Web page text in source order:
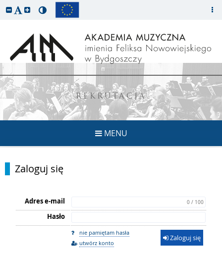
REKRUTACJA
MENU
Zaloguj się
Adres e-mail 0 / 100
Hasło
nie pamiętam hasła
utwórz konto
Zaloguj się